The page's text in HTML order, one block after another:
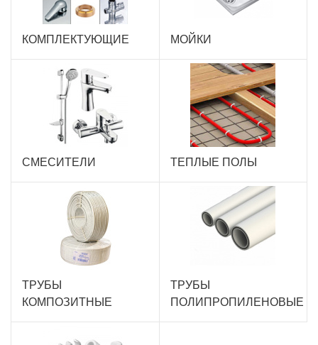
КОМПЛЕКТУЮЩИЕ МОЙКИ
СМЕСИТЕЛИ ТЕПЛЫЕ ПОЛЫ
ТРУБЫ
КОМПОЗИТНЫЕ
ТРУБЫ
ПОЛИПРОПИЛЕНОВЫЕ